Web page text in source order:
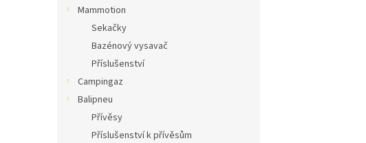
Mammotion
Sekačky
Bazénový vysavač
Příslušenství
Campingaz
Balipneu
Přívěsy
Příslušenství k přívěsům